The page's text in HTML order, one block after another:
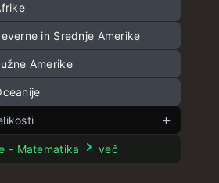
Južne Amerike
Afrike
Oceanije
in Srednje Amerike
Amerike
po velikosti
- Matematika več